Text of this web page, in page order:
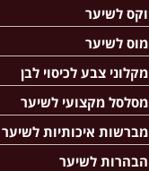
וקס לשיער
מוס לשיער
מקלוני צבע לכיסוי לבן
מסלסל מקצועי לשיער
מברשות איכותיות לשיער
הבהרות לשיער